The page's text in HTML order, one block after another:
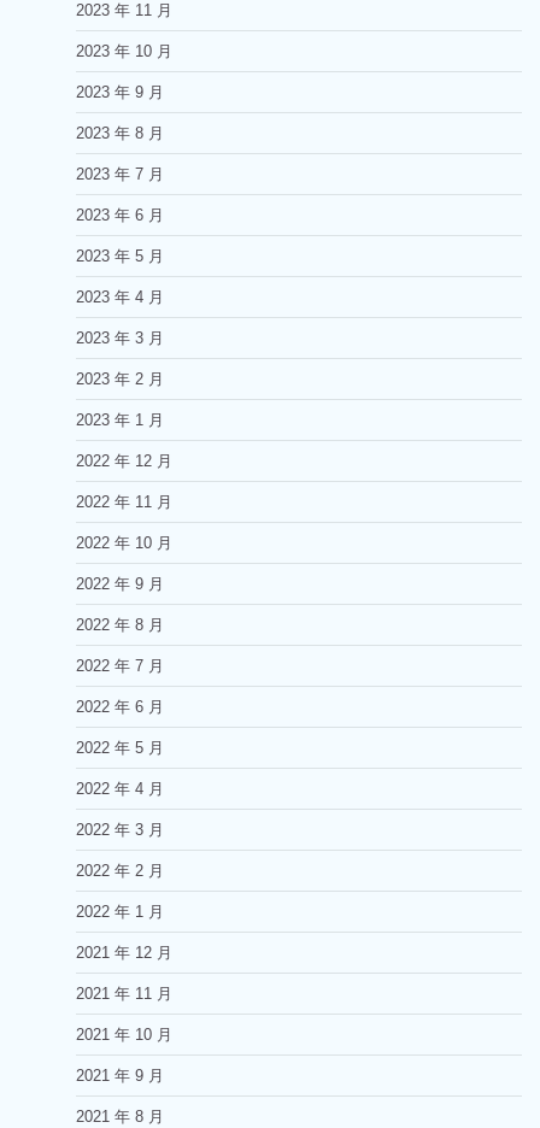
2023 年 11 月
2023 年 10 月
2023 年 9 月
2023 年 8 月
2023 年 7 月
2023 年 6 月
2023 年 5 月
2023 年 4 月
2023 年 3 月
2023 年 2 月
2023 年 1 月
2022 年 12 月
2022 年 11 月
2022 年 10 月
2022 年 9 月
2022 年 8 月
2022 年 7 月
2022 年 6 月
2022 年 5 月
2022 年 4 月
2022 年 3 月
2022 年 2 月
2022 年 1 月
2021 年 12 月
2021 年 11 月
2021 年 10 月
2021 年 9 月
2021 年 8 月